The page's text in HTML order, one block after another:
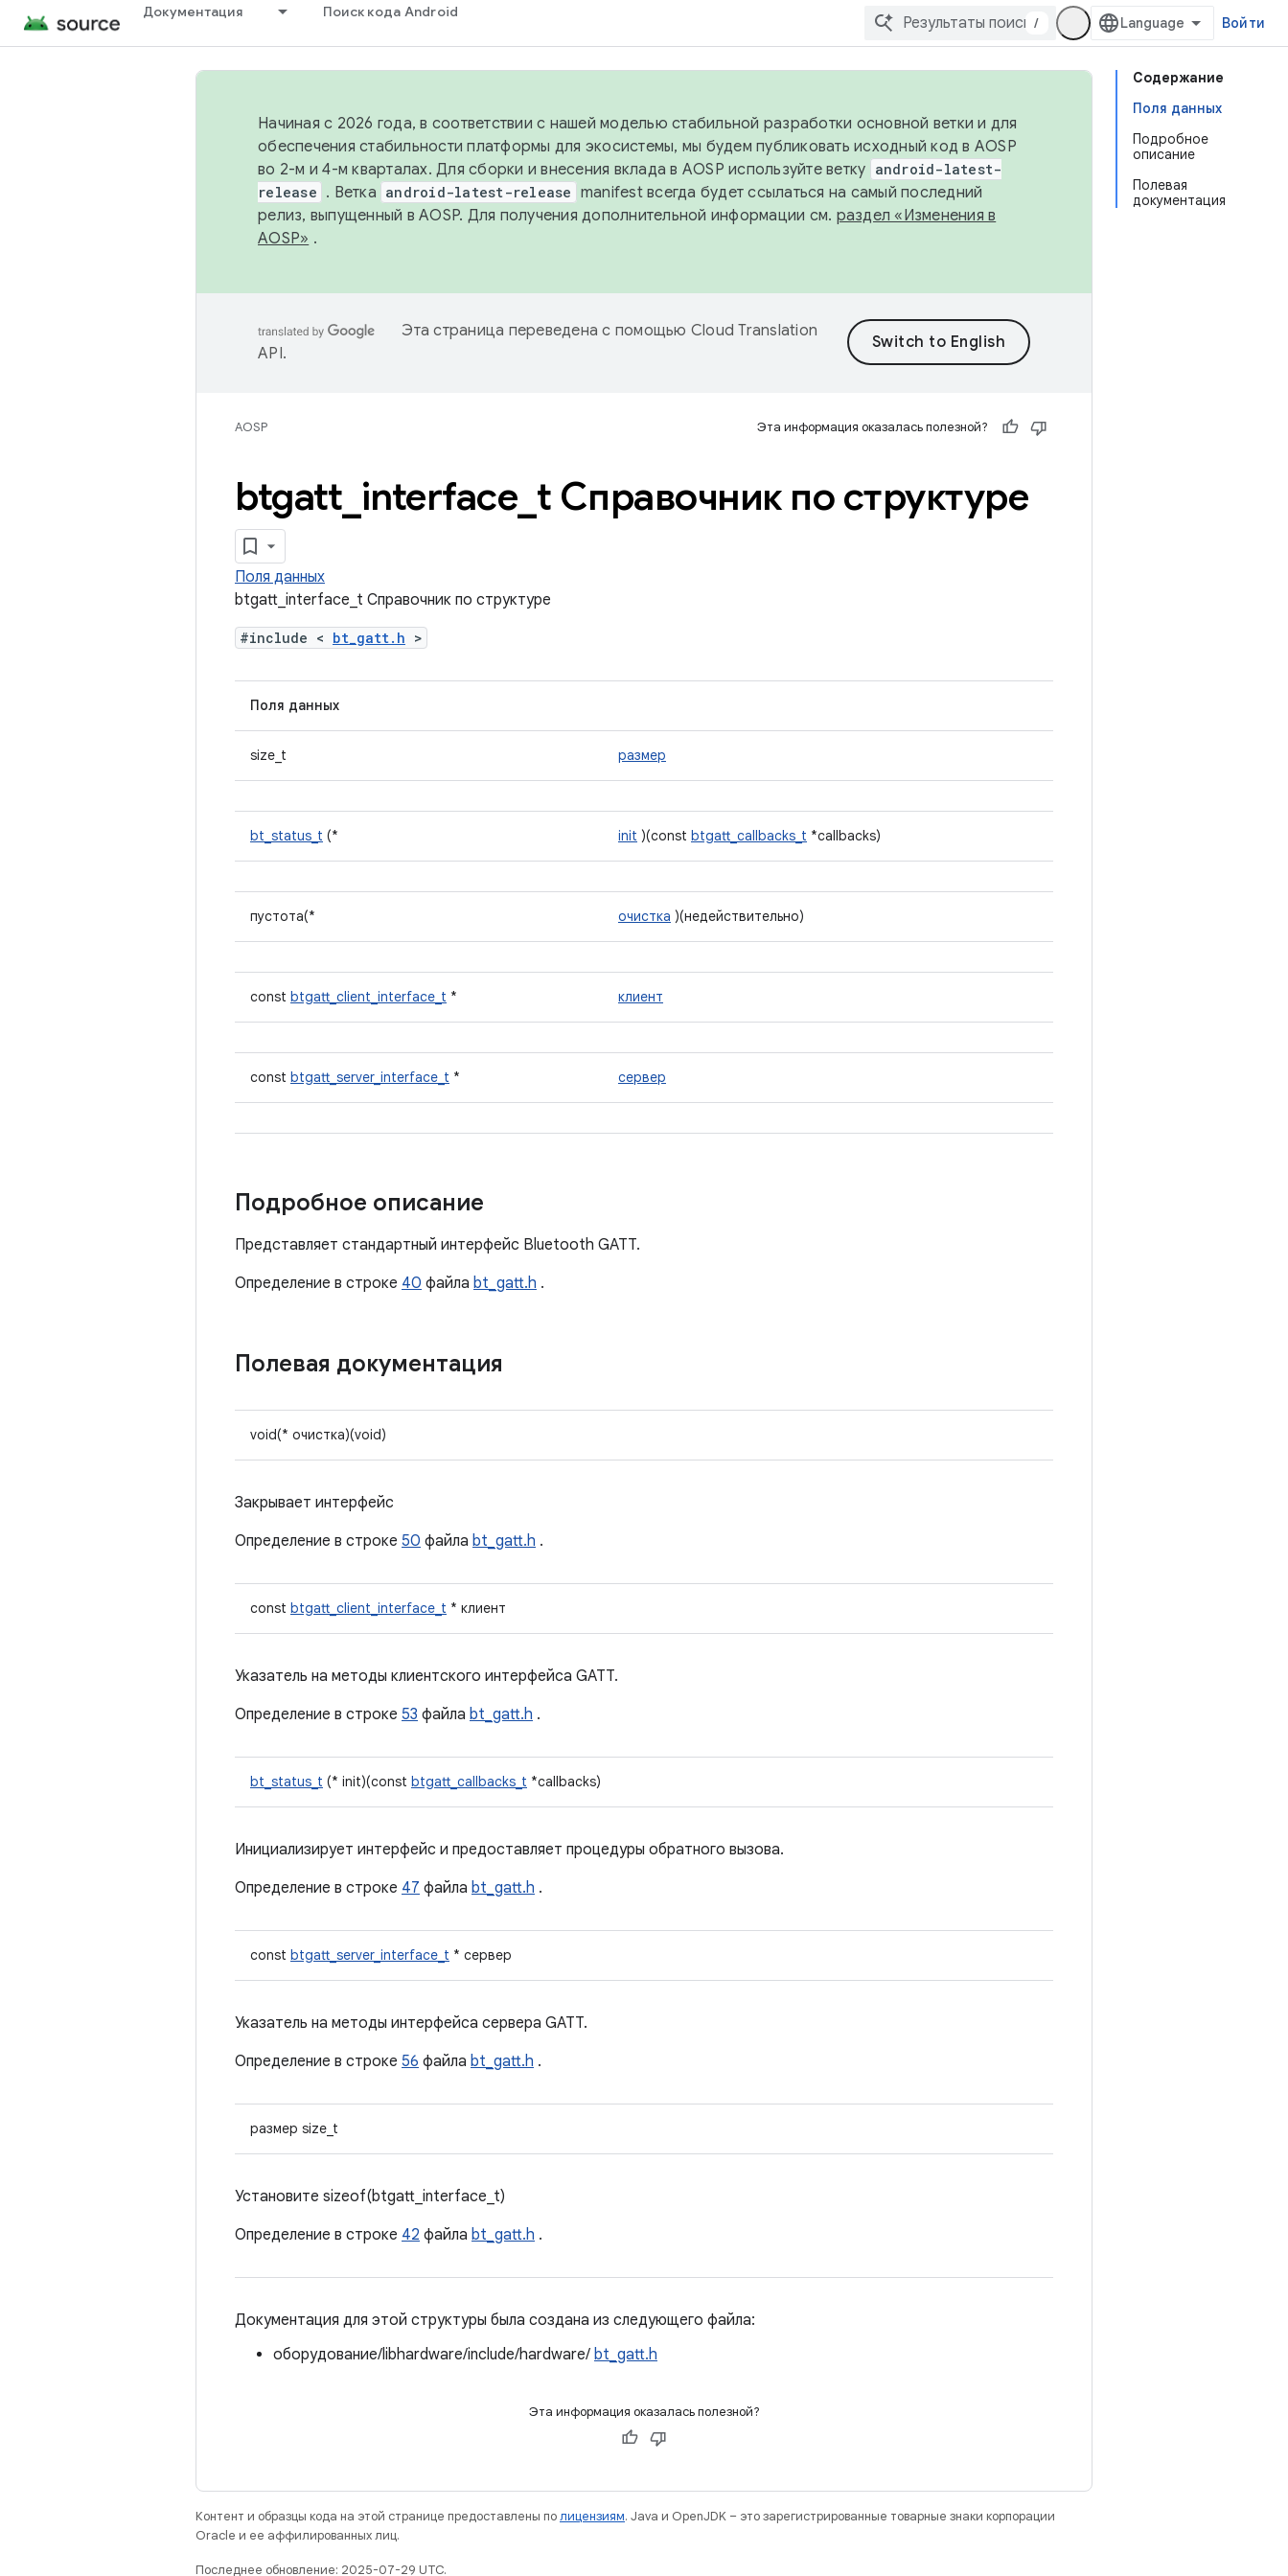
Документация Поиск кода Android
/ Войти
Содержание
Поля данных
Подробное
описание
Полевая
документация
Начиная с 2026 года, в соответствии с нашей моделью стабильной разработки основной ветки и для
обеспечения стабильности платформы для экосистемы, мы будем публиковать исходный код в AOSP
во 2-м и 4-м кварталах. Для сборки и внесения вклада в AOSP используйте ветку android-latest-
release . Ветка android-latest-release manifest всегда будет ссылаться на самый последний
релиз, выпущенный в AOSP. Для получения дополнительной информации см. раздел «Изменения в
AOSP» .
Эта страница переведена с помощью Cloud Translation
API.
AOSP Эта информация оказалась полезной?
btgatt interface t Справочник по структуре
Поля данных
btgatt_interface_t Справочник по структуре
#include < bt_gatt.h >
Поля данных
size_t размер
bt_status_t (* init )(const btgatt_callbacks_t *callbacks)
пустота(* очистка )(недействительно)
const btgatt_client_interface_t * клиент
const btgatt_server_interface_t * сервер
Подробное описание
Представляет стандартный интерфейс Bluetooth GATT.
Определение в строке 40 файла bt_gatt.h .
Полевая документация
void(* очистка)(void)
Закрывает интерфейс
Определение в строке 50 файла bt_gatt.h .
const btgatt_client_interface_t * клиент
Указатель на методы клиентского интерфейса GATT.
Определение в строке 53 файла bt_gatt.h .
bt_status_t (* init)(const btgatt_callbacks_t *callbacks)
Инициализирует интерфейс и предоставляет процедуры обратного вызова.
Определение в строке 47 файла bt_gatt.h .
const btgatt_server_interface_t * сервер
Указатель на методы интерфейса сервера GATT.
Определение в строке 56 файла bt_gatt.h .
размер size_t
Установите sizeof(btgatt_interface_t)
Определение в строке 42 файла bt_gatt.h .
Документация для этой структуры была создана из следующего файла:
оборудование/libhardware/include/hardware/ bt_gatt.h
Эта информация оказалась полезной?
Контент и образцы кода на этой странице предоставлены полицензиям. Java и OpenJDK – это зарегистрированные товарные знаки корпорации
Oracle и ее аффилированных лиц.
Последнее обновление: 2025-07-29 UTC.